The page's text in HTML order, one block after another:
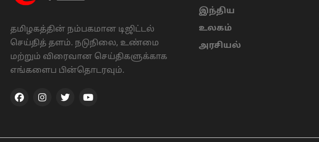
தமிழகத்தின் நம்பகமான டிஜிட்டல்
செய்தித் தளம். நடுநிலை, உண்மை
மற்றும் விரைவான செய்திகளுக்காக
எங்களைப பின்தொடரவும்.
இந்திய
உலகம்
அரசியல்